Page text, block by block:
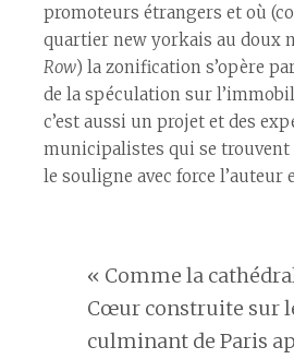
promoteurs étrangers et où
quartier new yorkais au doux
Row) la zonification s’opère
de la spéculation sur
c’est aussi un projet et des
municipalistes qui se trouvent
le souligne avec force l’auteur
« Comme la
Cœur construite sur
culminant de Paris